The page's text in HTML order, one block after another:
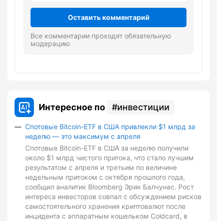
Оставить комментарий
Все комментарии проходят обязательную
модерацию
Интересное по инвестиции
Спотовые Bitcoin-ETF в США привлекли $1 млрд за
неделю — это максимум с апреля
Спотовые Bitcoin-ETF в США за неделю получили
около $1 млрд чистого притока, что стало лучшим
результатом с апреля и третьим по величине
недельным притоком с октября прошлого года,
сообщил аналитик Bloomberg Эрик Балчунас. Рост
интереса инвесторов совпал с обсуждением рисков
самостоятельного хранения криптовалют после
инцидента с аппаратным кошельком Coldcard, в